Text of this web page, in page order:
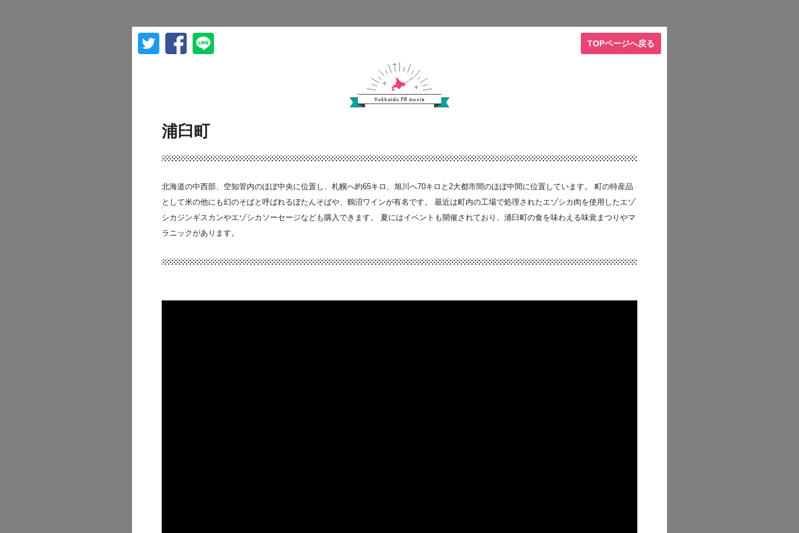
TOPページへ戻る
浦臼町
北海道の中西部、空知管内のほぼ中央に位置し、札幌へ約65キロ、旭川へ70キロと2大都市間のほぼ中間に位置しています。 町の特産品
として米の他にも幻のそばと呼ばれるぼたんそばや、鶴沼ワインが有名です。 最近は町内の工場で処理されたエゾシカ肉を使用したエゾ
シカジンギスカンやエゾシカソーセージなども購入できます。 夏にはイベントも開催されており、浦臼町の食を味わえる味覚まつりやマ
ラニックがあります。